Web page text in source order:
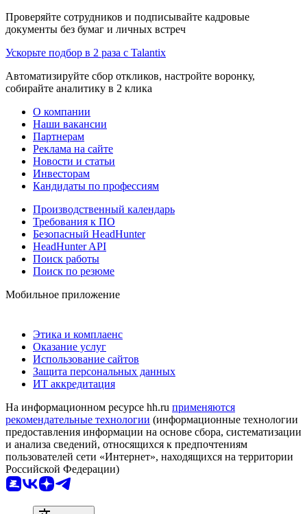
Проверяйте сотрудников и подписывайте кадровые
документы без бумаг и личных встреч
Ускорьте подбор в 2 раза с Talantix
Автоматизируйте сбор откликов, настройте воронку,
собирайте аналитику в 2 клика
О компании
Наши вакансии
Партнерам
Реклама на сайте
Новости и статьи
Инвесторам
Кандидаты по профессиям
Производственный календарь
Требования к ПО
Безопасный HeadHunter
HeadHunter API
Поиск работы
Поиск по резюме
Мобильное приложение
Этика и комплаенс
Оказание услуг
Использование сайтов
Защита персональных данных
ИТ аккредитация
На информационном ресурсе hh.ru применяются
рекомендательные технологии (информационные технологии
предоставления информации на основе сбора, систематизации
и анализа сведений, относящихся к предпочтениям
пользователей сети «Интернет», находящихся на территории
Российской Федерации)